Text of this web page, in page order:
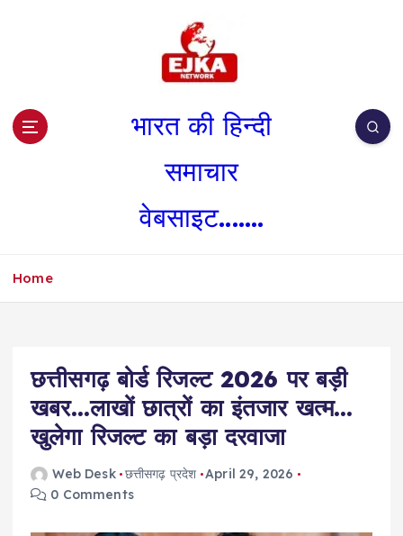
भारत की हिन्दी
समाचार
वेबसाइट.......
Home
छत्तीसगढ़ बोर्ड रिजल्ट 2026 पर बड़ी
खबर…लाखों छात्रों का इंतजार खत्म…
खुलेगा रिजल्ट का बड़ा दरवाजा
Web Desk छत्तीसगढ़ प्रदेश April 29, 2026
0 Comments